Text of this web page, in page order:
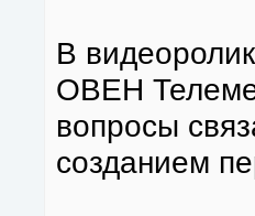
В
ОВЕН
вопросы
созданием